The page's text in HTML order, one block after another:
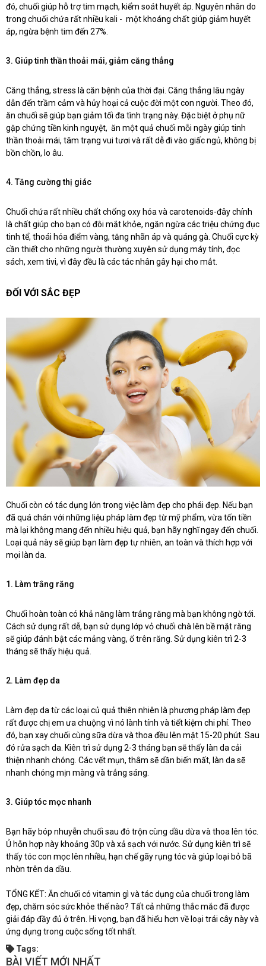
đó, chuối giúp hỗ trợ tim mạch, kiểm soát huyết áp. Nguyên nhân do
trong chuối chứa rất nhiều kali - một khoáng chất giúp giảm huyết
áp, ngừa bệnh tim đến 27%.
3. Giúp tinh thần thoải mái, giảm căng thẳng
Căng thẳng, stress là căn bệnh của thời đại. Căng thẳng lâu ngày
dẫn đến trầm cảm và hủy hoại cả cuộc đời một con người. Theo đó,
ăn chuối sẽ giúp bạn giảm tối đa tình trạng này. Đặc biệt ở phụ nữ
gặp chứng tiền kinh nguyệt, ăn một quả chuối mỗi ngày giúp tinh
thần thoải mái, tâm trạng vui tươi và rất dễ đi vào giấc ngủ, không bị
bồn chồn, lo âu.
4. Tăng cường thị giác
Chuối chứa rất nhiều chất chống oxy hóa và carotenoids-đây chính
là chất giúp cho bạn có đôi mắt khỏe, ngăn ngừa các triệu chứng đục
tinh tể, thoái hóa điểm vàng, tăng nhãn áp và quáng gà. Chuối cực kỳ
cần thiết cho những người thường xuyên sử dụng máy tính, đọc
sách, xem tivi, vì đây đều là các tác nhân gây hại cho mắt.
ĐỐI VỚI SẮC ĐẸP
Chuối còn có tác dụng lớn trong việc làm đẹp cho phái đẹp. Nếu bạn
đã quá chán với những liệu pháp làm đẹp từ mỹ phẩm, vừa tốn tiền
mà lại không mang đến nhiều hiệu quả, bạn hãy nghĩ ngay đến chuối.
Loại quả này sẽ giúp bạn làm đẹp tự nhiên, an toàn và thích hợp với
mọi làn da.
1. Làm trắng răng
Chuối hoàn toàn có khả năng làm trắng răng mà bạn không ngờ tới.
Cách sử dụng rất dễ, bạn sử dụng lớp vỏ chuối chà lên bề mặt răng
sẽ giúp đánh bật các mảng vàng, ố trên răng. Sử dụng kiên trì 2-3
tháng sẽ thấy hiệu quả.
2. Làm đẹp da
Làm đẹp da từ các loại củ quả thiên nhiên là phương pháp làm đẹp
rất được chị em ưa chuộng vì nó lành tính và tiết kiệm chi phí. Theo
đó, bạn xay chuối cùng sữa dừa và thoa đều lên mặt 15-20 phút. Sau
đó rửa sạch da. Kiên trì sử dụng 2-3 tháng bạn sẽ thấy làn da cải
thiện nhanh chóng. Các vết mụn, thâm sẽ dần biến mất, làn da sẽ
nhanh chóng mịn màng và trắng sáng.
3. Giúp tóc mọc nhanh
Bạn hãy bóp nhuyễn chuối sau đó trộn cùng dầu dừa và thoa lên tóc.
Ủ hỗn hợp này khoảng 30p và xả sạch với nước. Sử dụng kiên trì sẽ
thấy tóc con mọc lên nhiều, hạn chế gãy rụng tóc và giúp loại bỏ bã
nhờn trên da dầu.
TỔNG KẾT: Ăn chuối có vitamin gì và tác dụng của chuối trong làm
đẹp, chăm sóc sức khỏe thế nào? Tất cả những thắc mắc đã được
giải đáp đầy đủ ở trên. Hi vọng, bạn đã hiểu hơn về loại trái cây này và
ứng dụng trong cuộc sống tốt nhất.
Tags:
BÀI VIẾT MỚI NHẤT